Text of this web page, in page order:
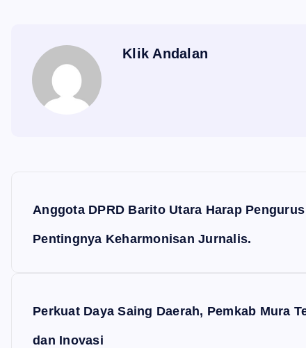
Klik Andalan
Anggota DPRD Barito Utara Harap
Pentingnya Keharmonisan Jurnalis.
Perkuat Daya Saing Daerah, Pemkab Mura
dan Inovasi